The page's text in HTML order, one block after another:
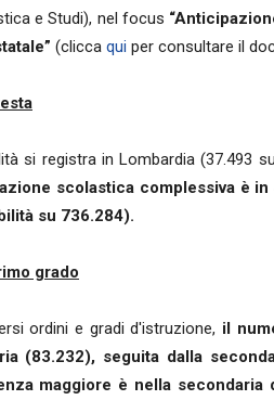
e Studi), nel focus
(clicca qui per consultare il
si registra in Lombardia (37.493
scolastica complessiva è
su 736.284).
grado
ordini e gradi d'istruzione, il
(83.232), seguita dalla
maggiore è nella secondaria